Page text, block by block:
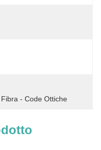
Fibra - Code Ottiche